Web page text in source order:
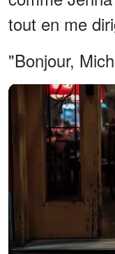
tout en me
"Bonjour,